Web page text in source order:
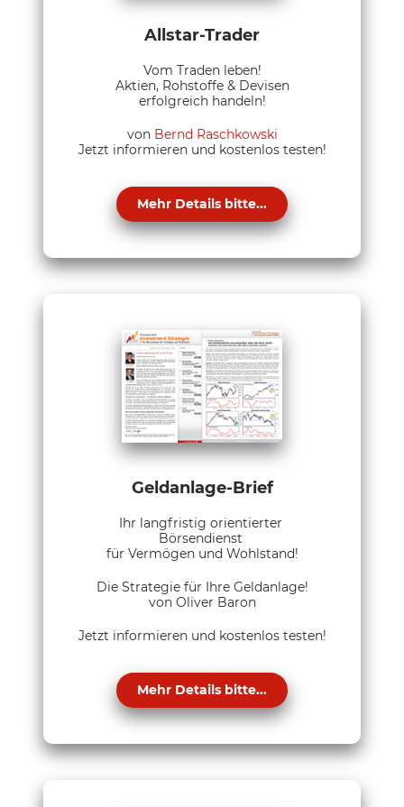
Allstar-Trader
Vom Traden leben!
Aktien, Rohstoffe & Devisen
erfolgreich handeln!
von Bernd Raschkowski
Jetzt informieren und kostenlos testen!
Mehr Details bitte...
Geldanlage-Brief
Ihr langfristig orientierter
Börsendienst
für Vermögen und Wohlstand!
Die Strategie für Ihre Geldanlage!
von Oliver Baron
Jetzt informieren und kostenlos testen!
Mehr Details bitte...